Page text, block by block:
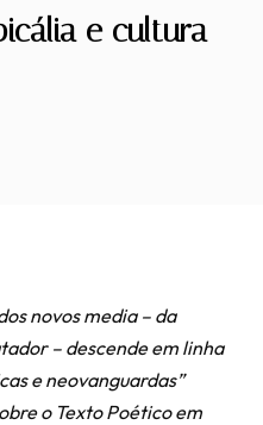
e cultura
novos media – da
– descende em linha
e neovanguardas”
o Texto Poético em